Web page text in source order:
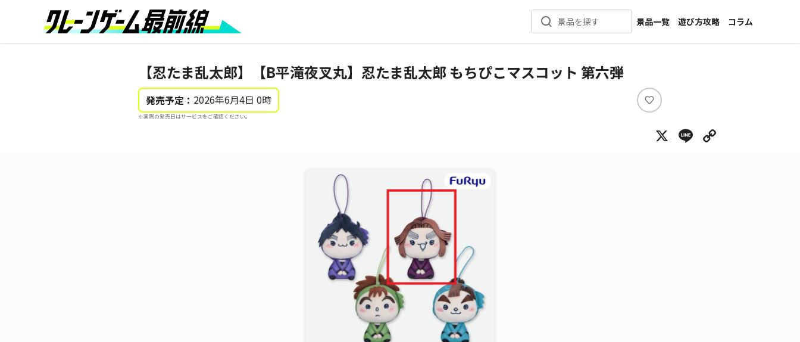
景品を探す
景品一覧
新着景品
メーカー一覧
遊び方攻略
コラム
インタビュー
【忍たま乱太郎】【B平滝夜叉丸】忍たま乱太郎 もちぴこマスコット 第六弾
発売予定： 2026年6月4日 0時
※実際の発売日はサービスをご確認ください。
い
ね
X Line